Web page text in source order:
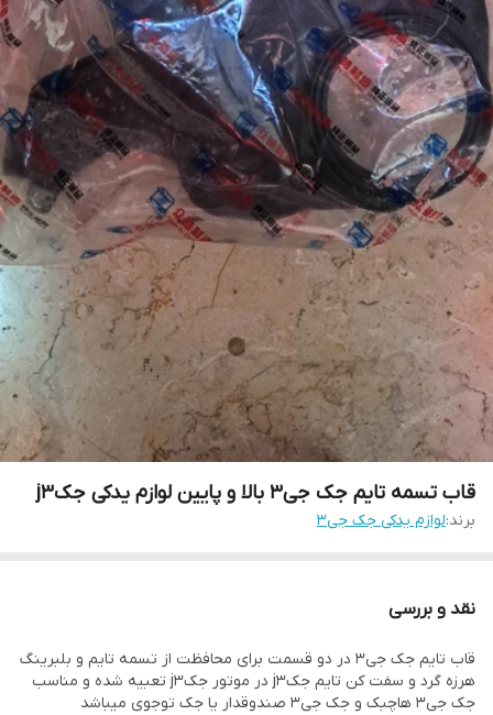
قاب تسمه تایم جک جی۳ بالا و پایین لوازم یدکی جکj3
برند:لوازم یدکی جک جی۳
نقد و بررسی
قاب تایم جک جی۳ در دو قسمت برای محافظت از تسمه تایم و بلبرینگ
هرزه گرد و سفت کن تایم جکj3 در موتور جکj3 تعبیه شده و مناسب
جک جی۳ هاچبک و جک جی۳ صندوقدار یا جک توجوی میباشد